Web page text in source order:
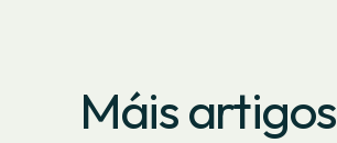
Máis artigos